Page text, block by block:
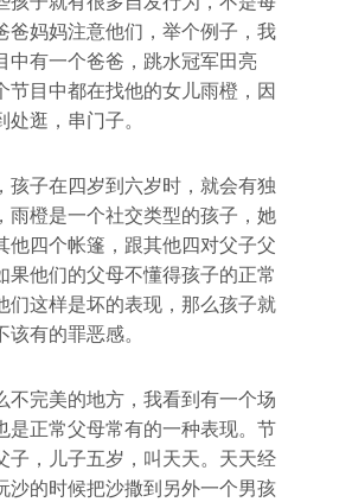
爸妈妈注意他们，举个例子，我
中有一个爸爸，跳水冠军田亮
节目中都在找他的女儿雨橙，因
处逛，串门子。
孩子在四岁到六岁时，就会有独
雨橙是一个社交类型的孩子，她
他四个帐篷，跟其他四对父子父
果他们的父母不懂得孩子的正常
们这样是坏的表现，那么孩子就
有的罪恶感。
不完美的地方，我看到有一个场
是正常父母常有的一种表现。节
子，儿子五岁，叫天天。天天经
沙的时候把沙撒到另外一个男孩